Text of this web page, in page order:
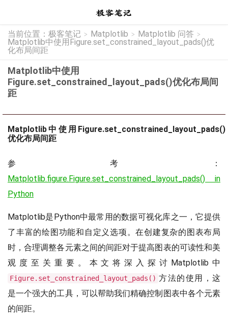
当前位置： 极客笔记 > Matplotlib > Matplotlib 问答 >
Matplotlib中使用Figure.set_constrained_layout_pads()优
化布局间距
Matplotlib中使用
Figure.set_constrained_layout_pads()优化布局间
距
Matplotlib中使用Figure.set_constrained_layout_pads()
优化布局间距
参考：
Matplotlib.figure.Figure.set_constrained_layout_pads() in
Python
Matplotlib是Python中最常用的数据可视化库之一，它提供
了丰富的绘图功能和自定义选项。在创建复杂的图表布局
时，合理调整各元素之间的间距对于提高图表的可读性和美
观度至关重要。本文将深入探讨Matplotlib中
Figure.set_constrained_layout_pads() 方法的使用，这
是一个强大的工具，可以帮助我们精确控制图表中各个元素
的间距。